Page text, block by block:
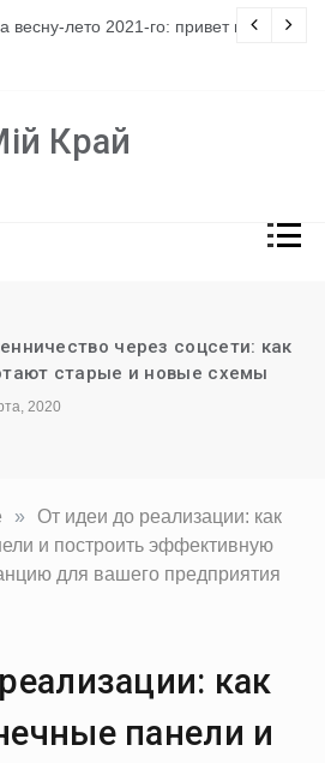
весну-лето 2021-го: привет из 80-х
Край
через соцсети: как
старые и новые схемы
2020
» От идеи до реализации: как
и построить эффективную
для вашего предприятия
как
панели и